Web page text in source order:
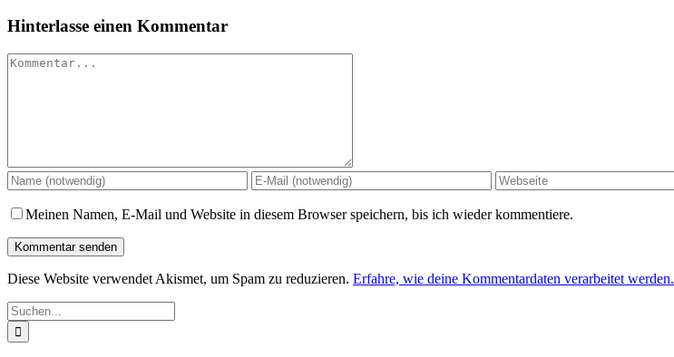
Hinterlasse einen Kommentar
Kommentar
Meinen Namen, E-Mail und Website in diesem Browser speichern, bis ich wieder kommentiere.
Diese Website verwendet Akismet, um Spam zu reduzieren. Erfahre, wie deine Kommentardaten verarbeitet werden.
Suche
nach: